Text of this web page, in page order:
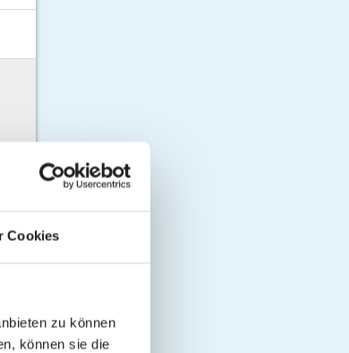
Cookies
zu können
können sie die